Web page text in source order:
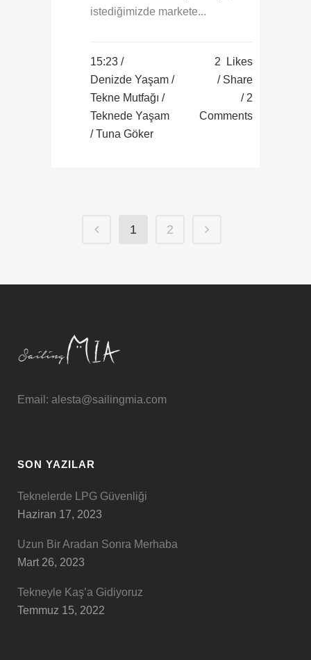
istediğimizde markete...
15:23 /
Denizde Yaşam /
Tekne Mutfağı /
Teknede Yaşam
/ Tuna Göker
2
Likes
Share
2
Comments
1 2
Email: alesta@sailingmia.com
SON YAZILAR
Teknelerde LPG Güvenliği
Haziran 17, 2023
Uzun Bir Aradan Sonra Merhaba
Mart 26, 2023
Tekneyle Kaş’a Gidiyoruz
Temmuz 15, 2022